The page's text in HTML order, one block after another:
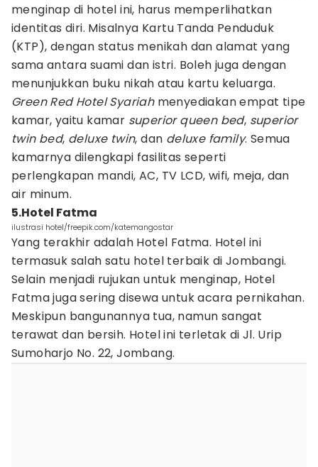
menginap di hotel ini, harus memperlihatkan
identitas diri. Misalnya Kartu Tanda Penduduk
(KTP), dengan status menikah dan alamat yang
sama antara suami dan istri. Boleh juga dengan
menunjukkan buku nikah atau kartu keluarga.
Green Red Hotel Syariahmenyediakan empat tipe
kamar, yaitu kamar superior queen bed, superior
twin bed, deluxe twin, dan deluxe family. Semua
kamarnya dilengkapi fasilitas seperti
perlengkapan mandi, AC, TV LCD, wifi, meja, dan
air minum.
5.Hotel Fatma
ilustrasi hotel/freepik.com/katemangostar
Yang terakhir adalah Hotel Fatma. Hotel ini
termasuk salah satu hotel terbaik di Jombangi.
Selain menjadi rujukan untuk menginap, Hotel
Fatma juga sering disewa untuk acara pernikahan.
Meskipun bangunannya tua, namun sangat
terawat dan bersih. Hotel ini terletak di Jl. Urip
Sumoharjo No. 22, Jombang.